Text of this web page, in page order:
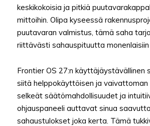
keskikokoisia ja pitkiä
mittoihin. Olipa kyseessä
puutavaran valmistus, tämä saha
riittävästi sahauspituutta monenlaisiin
Frontier OS 27:n käyttäjäystävällinen
siitä helppokäyttöisen ja vaivattoman
selkeät säätömahdollisuudet ja
ohjauspaneeli auttavat sinua
sahaustulokset joka kerta. Tämä